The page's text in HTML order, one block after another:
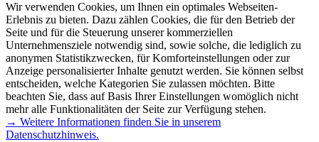
Wir verwenden Cookies, um Ihnen ein optimales Webseiten-
Erlebnis zu bieten. Dazu zählen Cookies, die für den Betrieb der
Seite und für die Steuerung unserer kommerziellen
Unternehmensziele notwendig sind, sowie solche, die lediglich zu
anonymen Statistikzwecken, für Komforteinstellungen oder zur
Anzeige personalisierter Inhalte genutzt werden. Sie können selbst
entscheiden, welche Kategorien Sie zulassen möchten. Bitte
beachten Sie, dass auf Basis Ihrer Einstellungen womöglich nicht
mehr alle Funktionalitäten der Seite zur Verfügung stehen.
→ Weitere Informationen finden Sie in unserem
Datenschutzhinweis.